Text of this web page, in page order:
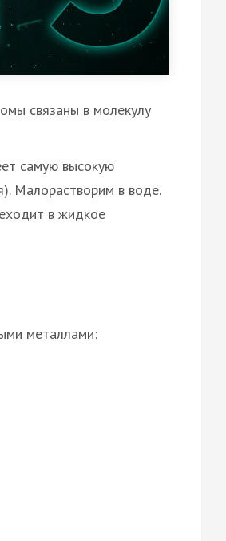
связаны в молекулу
самую высокую
Малорастворим в воде.
в жидкое
металлами: